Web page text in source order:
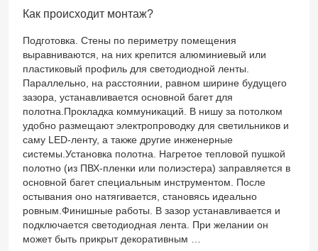
Как происходит монтаж?
Подготовка. Стены по периметру помещения
выравниваются, на них крепится алюминиевый или
пластиковый профиль для светодиодной ленты.
Параллельно, на расстоянии, равном ширине будущего
зазора, устанавливается основной багет для
полотна.Прокладка коммуникаций. В нишу за потолком
удобно размещают электропроводку для светильников и
саму LED-ленту, а также другие инженерные
системы.Установка полотна. Нагретое тепловой пушкой
полотно (из ПВХ-пленки или полиэстера) заправляется в
основной багет специальным инструментом. После
остывания оно натягивается, становясь идеально
ровным.Финишные работы. В зазор устанавливается и
подключается светодиодная лента. При желании он
может быть прикрыт декоративным …